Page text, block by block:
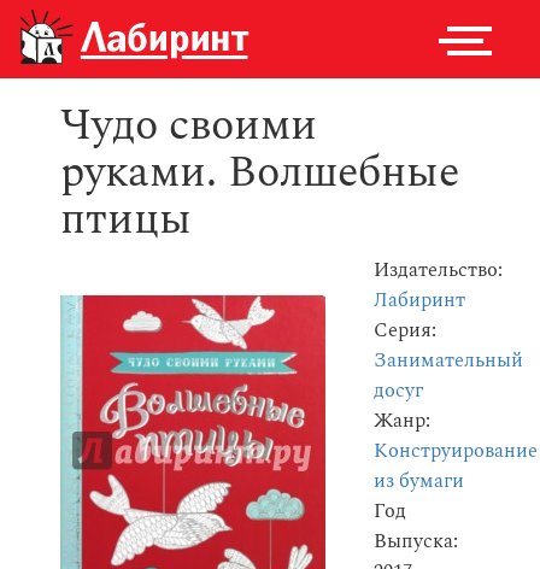
Чудо своими
руками. Волшебные
птицы
Издательство:
Лабиринт
Серия:
Занимательный
досуг
Жанр:
Конструирование
из бумаги
Год
Выпуска: